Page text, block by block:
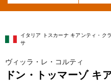
イタリア トスカーナ キアンティ・ク
サ
ヴィッラ・レ・コルティ
ドン・トッマーゾ キ